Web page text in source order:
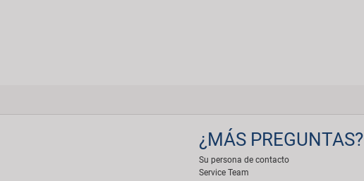
¿MÁS PREGUNTAS?
Su persona de contacto
Service Team